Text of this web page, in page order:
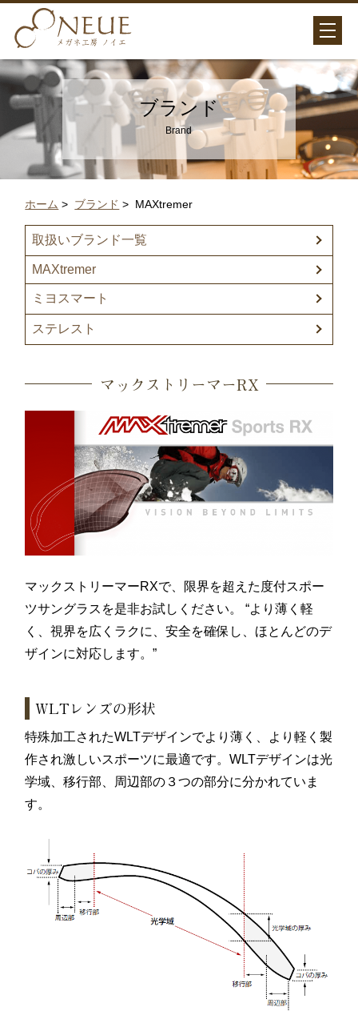
ブランド
Brand
ホーム > ブランド > MAXtremer
取扱いブランド一覧
MAXtremer
ミヨスマート
ステレスト
マックストリーマーRX
マックストリーマーRXで、限界を超えた度付スポー
ツサングラスを是非お試しください。 “より薄く軽
く、視界を広くラクに、安全を確保し、ほとんどのデ
ザインに対応します。”
WLTレンズの形状
特殊加工されたWLTデザインでより薄く、より軽く製
作され激しいスポーツに最適です。WLTデザインは光
学域、移行部、周辺部の３つの部分に分かれていま
す。